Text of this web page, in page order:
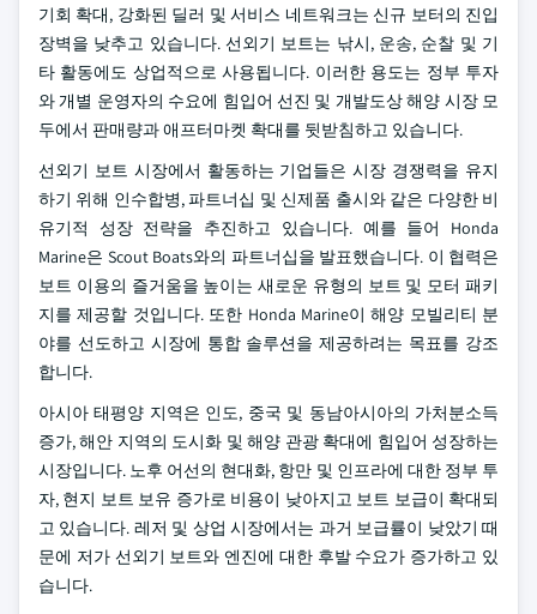
기회 확대, 강화된 딜러 및 서비스 네트워크는 신규 보터의 진입
장벽을 낮추고 있습니다. 선외기 보트는 낚시, 운송, 순찰 및 기
타 활동에도 상업적으로 사용됩니다. 이러한 용도는 정부 투자
와 개별 운영자의 수요에 힘입어 선진 및 개발도상 해양 시장 모
두에서 판매량과 애프터마켓 확대를 뒷받침하고 있습니다.
선외기 보트 시장에서 활동하는 기업들은 시장 경쟁력을 유지
하기 위해 인수합병, 파트너십 및 신제품 출시와 같은 다양한 비
유기적 성장 전략을 추진하고 있습니다. 예를 들어 Honda
Marine은 Scout Boats와의 파트너십을 발표했습니다. 이 협력은
보트 이용의 즐거움을 높이는 새로운 유형의 보트 및 모터 패키
지를 제공할 것입니다. 또한 Honda Marine이 해양 모빌리티 분
야를 선도하고 시장에 통합 솔루션을 제공하려는 목표를 강조
합니다.
아시아 태평양 지역은 인도, 중국 및 동남아시아의 가처분소득
증가, 해안 지역의 도시화 및 해양 관광 확대에 힘입어 성장하는
시장입니다. 노후 어선의 현대화, 항만 및 인프라에 대한 정부 투
자, 현지 보트 보유 증가로 비용이 낮아지고 보트 보급이 확대되
고 있습니다. 레저 및 상업 시장에서는 과거 보급률이 낮았기 때
문에 저가 선외기 보트와 엔진에 대한 후발 수요가 증가하고 있
습니다.